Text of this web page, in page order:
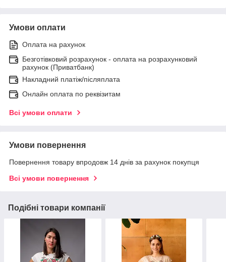
Умови оплати
Оплата на рахунок
Безготівковий розрахунок - оплата на розрахунковий
рахунок (Приватбанк)
Накладний платіж/післяплата
Онлайн оплата по реквізитам
Всі умови оплати
Умови повернення
Повернення товару впродовж 14 днів за рахунок покупця
Всі умови повернення
Подібні товари компанії